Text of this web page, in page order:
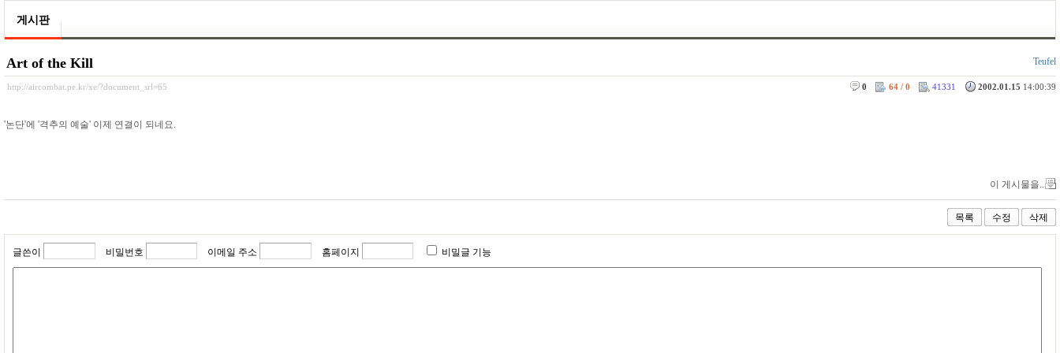
게시판
Art of the Kill Teufel
http://aircombat.pe.kr/xe/?document_srl=65 2002.01.15 14:00:39
41331
64 / 0
0
'논단'에 '격추의 예술' 이제 연결이 되네요.
이 게시물을..
목록 수정 삭제
글쓴이 비밀번호 이메일 주소 홈페이지 비밀글 기능